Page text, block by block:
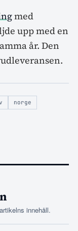
med
upp med en
år. Den
norge
innehåll.